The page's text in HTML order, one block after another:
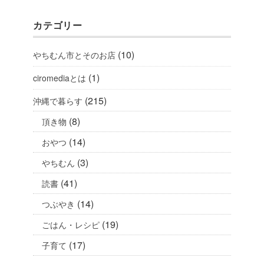
カテゴリー
やちむん市とそのお店 (10)
ciromediaとは (1)
沖縄で暮らす (215)
頂き物 (8)
おやつ (14)
やちむん (3)
読書 (41)
つぶやき (14)
ごはん・レシピ (19)
子育て (17)